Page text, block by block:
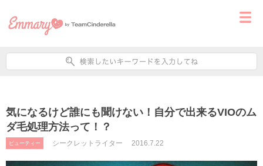
気になるけど誰にも聞けない！自分で出来るVIOのム
ダ毛処理方法って！？
ビューティー シークレットライター 2016.7.22